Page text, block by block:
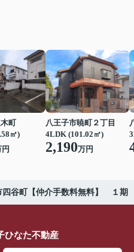
町
㎡)
八王子市暁町２丁目
4LDK (101.02㎡)
2,190万円
四谷町【仲介手数料無料】 １期
ひなた不動産